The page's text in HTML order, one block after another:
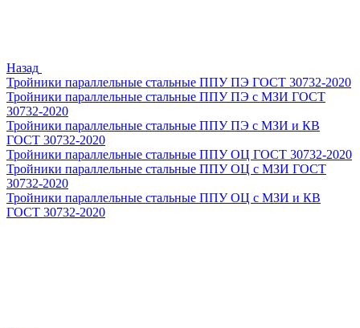
Назад
Тройники параллельные стальные ППУ ПЭ ГОСТ 30732-2020
Тройники параллельные стальные ППУ ПЭ с МЗИ ГОСТ
30732-2020
Тройники параллельные стальные ППУ ПЭ с МЗИ и КВ
ГОСТ 30732-2020
Тройники параллельные стальные ППУ ОЦ ГОСТ 30732-2020
Тройники параллельные стальные ППУ ОЦ с МЗИ ГОСТ
30732-2020
Тройники параллельные стальные ППУ ОЦ с МЗИ и КВ
ГОСТ 30732-2020